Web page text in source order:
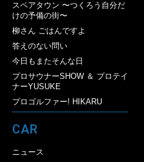
スペアタウン 〜つくろう自分だ
けの予備の街〜
柳さん ごはんですよ
答えのない問い
今日もまたそんな日
プロサウナーSHOW ＆ プロテイ
ナーYUSUKE
プロゴルファー! HIKARU
CAR
ニュース